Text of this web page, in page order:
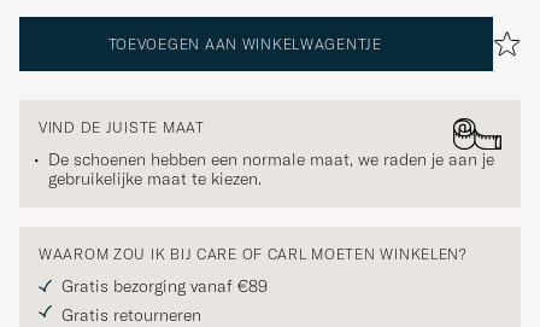
TOEVOEGEN AAN WINKELWAGENTJE
VIND DE JUISTE MAAT
De schoenen hebben een normale maat, we raden je aan je
gebruikelijke maat te kiezen.
WAAROM ZOU IK BIJ CARE OF CARL MOETEN WINKELEN?
Gratis bezorging vanaf €89
Gratis retourneren